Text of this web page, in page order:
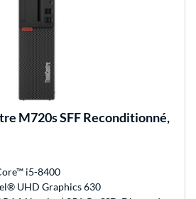
M720s SFF Reconditionné,
i5-8400
UHD Graphics 630